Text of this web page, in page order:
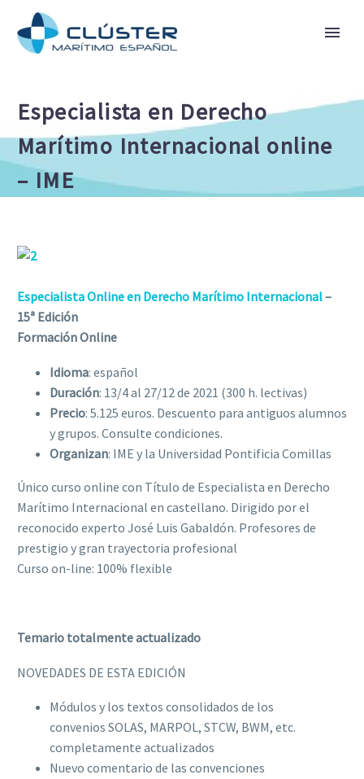
Especialista en Derecho
Marítimo Internacional online
– IME
Especialista Online en Derecho Marítimo Internacional–
15ª Edición
Formación Online
Idioma: español
Duración: 13/4 al 27/12 de 2021 (300 h. lectivas)
Precio: 5.125 euros. Descuento para antiguos alumnos
y grupos. Consulte condiciones.
Organizan: IME y la Universidad Pontificia Comillas
Único curso online con Título de Especialista en Derecho
Marítimo Internacional en castellano. Dirigido por el
reconocido experto José Luis Gabaldón. Profesores de
prestigio y gran trayectoria profesional
Curso on-line: 100% flexible
Temario totalmente actualizado
NOVEDADES DE ESTA EDICIÓN
Módulos y los textos consolidados de los
convenios SOLAS, MARPOL, STCW, BWM, etc.
completamente actualizados
Nuevo comentario de las convenciones